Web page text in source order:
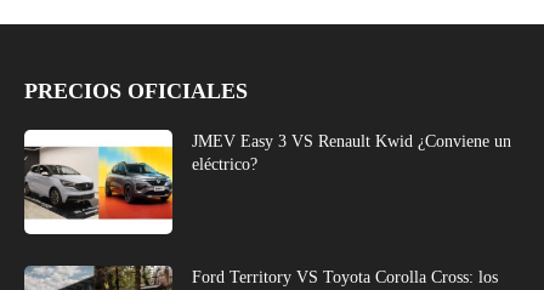
PRECIOS OFICIALES
JMEV Easy 3 VS Renault Kwid ¿Conviene un
eléctrico?
Ford Territory VS Toyota Corolla Cross: los